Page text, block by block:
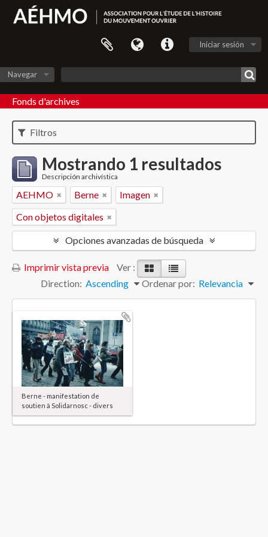
Iniciar sesión
Navegar
Fonds d'archives
Filtros
Mostrando 1 resultados
Descripción archivística
AEHMO Berne
Imagen
Con objetos digitales
Opciones avanzadas de búsqueda
Imprimir vista previa
Ver :
Ordenar por: Relevancia
Direction: Ascending
Berne - manifestation de
soutien à Solidarnosc - divers